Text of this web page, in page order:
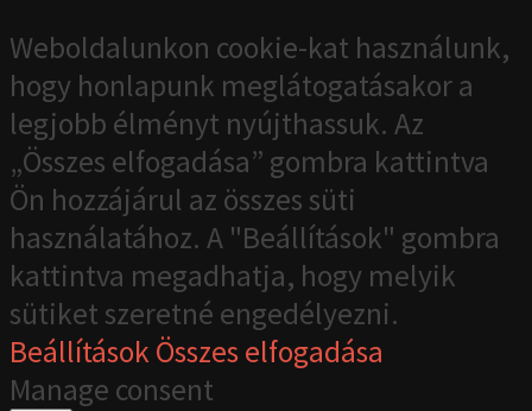
Weboldalunkon cookie-kat használunk,
hogy honlapunk meglátogatásakor a
legjobb élményt nyújthassuk. Az
„Összes elfogadása” gombra kattintva
Ön hozzájárul az összes süti
használatához. A "Beállítások" gombra
kattintva megadhatja, hogy melyik
sütiket szeretné engedélyezni.
BeállításokÖsszes elfogadása
Manage consent